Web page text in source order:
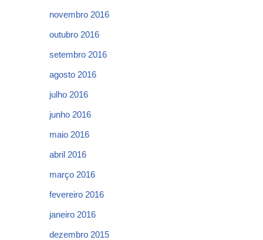
novembro 2016
outubro 2016
setembro 2016
agosto 2016
julho 2016
junho 2016
maio 2016
abril 2016
março 2016
fevereiro 2016
janeiro 2016
dezembro 2015